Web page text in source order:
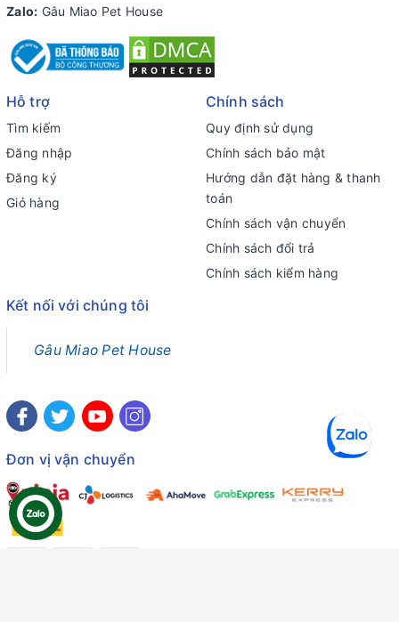
Zalo: Gâu Miao Pet House
Hỗ trợ
Tìm kiếm
Đăng nhập
Đăng ký
Giỏ hàng
Chính sách
Quy định sử dụng
Chính sách bảo mật
Hướng dẫn đặt hàng & thanh
toán
Chính sách vận chuyển
Chính sách đổi trả
Chính sách kiểm hàng
Kết nối với chúng tôi
Gâu Miao Pet House
Đơn vị vận chuyển